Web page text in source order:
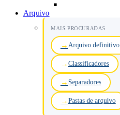
Arquivo
MAIS PROCURADAS
Arquivo definitivo
Classificadores
Separadores
Pastas de arquivo